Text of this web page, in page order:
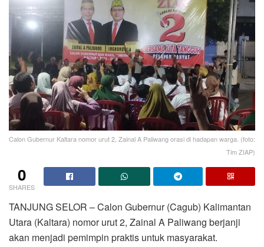
Calon Gubernur Kaltara nomor urut 2, Zainal A Paliwang orasi di hadapan warga. (foto:
Tim ZIAP)
0
SHARES
TANJUNG SELOR – Calon Gubernur (Cagub) Kalimantan
Utara (Kaltara) nomor urut 2, Zainal A Paliwang berjanji
akan menjadi pemimpin praktis untuk masyarakat.